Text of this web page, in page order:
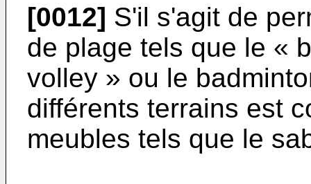
[0012] S'il s'agit de
de plage tels que le «
volley » ou le
différents terrains est
meubles tels que le